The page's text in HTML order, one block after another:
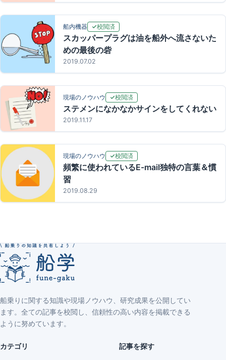
船内機器 校閲済
スカッパープラグは油を船外へ流さないた
めの最後の砦
2019.07.02
現場のノウハウ 校閲済
ステメンになかなかサインをしてくれない
2019.11.17
現場のノウハウ 校閲済
頻繁に使われているE-mail独特の言葉＆慣
習
2019.08.29
船乗りに関する知識や現場ノウハウ、研究成果を公開してい
ます。全ての記事を校閲し、信頼性の高い内容を掲載できる
ように努めています。
カテゴリ 記事を探す